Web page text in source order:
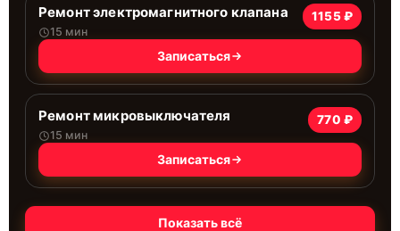
Ремонт электромагнитного клапана
15 мин
1155 ₽
Записаться
Ремонт микровыключателя
15 мин
770 ₽
Записаться
Показать всё